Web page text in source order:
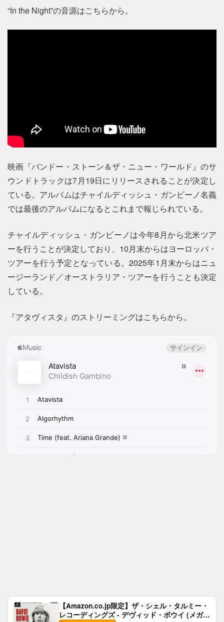
“In the Night”の音源はこちらから。
映画『バンドー・ストーン＆ザ・ニュー・ワールド』のサ
ウンドトラックは7月19日にリリースされることが決定し
ている。アルバムはチャイルディッシュ・ガンビーノ名義
では最後のアルバムになるとこれまで報じられている。
チャイルディッシュ・ガンビーノは今年8月から北米ツア
ーを行うことが決定しており、10月末からはヨーロッパ・
ツアーを行う予定となっている。2025年1月末からはニュ
ージーランド／オーストラリア・ツアーを行うことも決定
している。
『アタヴィスタ』のストリーミングはこちらから。
【Amazon.co.jp限定】ザ・シェル・タルミー・
レコーディングズ - デヴィッド・ボウイ (メガジ